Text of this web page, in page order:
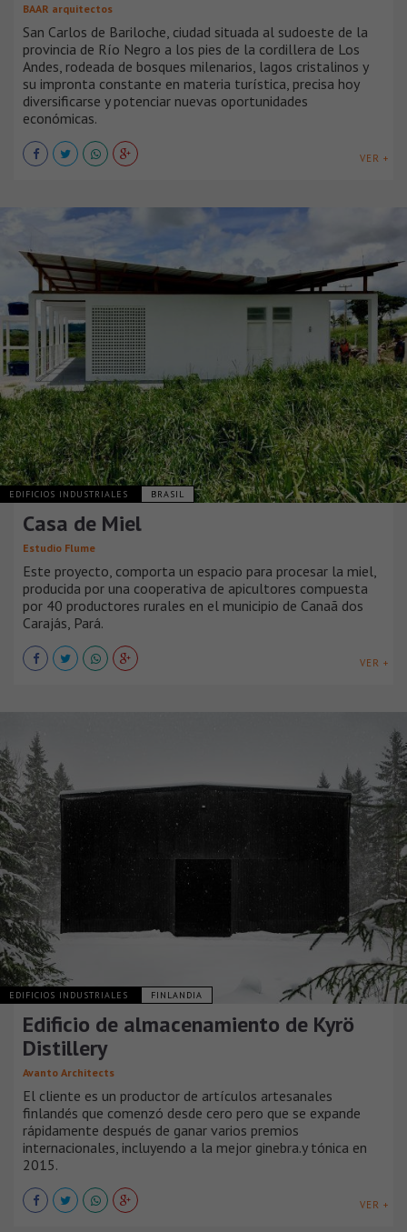
BAAR arquitectos
San Carlos de Bariloche, ciudad situada al sudoeste de la
provincia de Río Negro a los pies de la cordillera de Los
Andes, rodeada de bosques milenarios, lagos cristalinos y
su impronta constante en materia turística, precisa hoy
diversificarse y potenciar nuevas oportunidades
económicas.
VER +
EDIFICIOS INDUSTRIALES BRASIL
Casa de Miel
Estudio Flume
Este proyecto, comporta un espacio para procesar la miel,
producida por una cooperativa de apicultores compuesta
por 40 productores rurales en el municipio de Canaã dos
Carajás, Pará.
VER +
EDIFICIOS INDUSTRIALES FINLANDIA
Edificio de almacenamiento de Kyrö
Distillery
Avanto Architects
El cliente es un productor de artículos artesanales
finlandés que comenzó desde cero pero que se expande
rápidamente después de ganar varios premios
internacionales, incluyendo a la mejor ginebra.y tónica en
2015.
VER +